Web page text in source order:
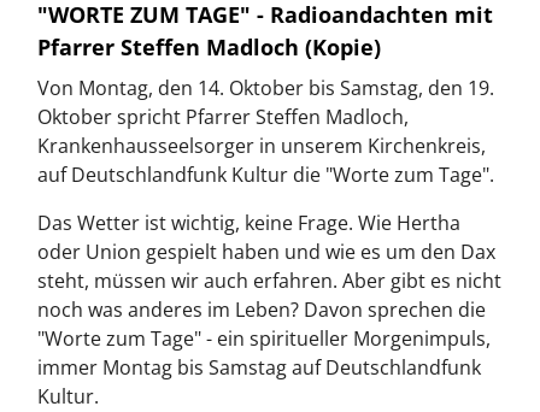
"WORTE ZUM TAGE" - Radioandachten mit
Pfarrer Steffen Madloch (Kopie)
Von Montag, den 14. Oktober bis Samstag, den 19.
Oktober spricht Pfarrer Steffen Madloch,
Krankenhausseelsorger in unserem Kirchenkreis,
auf Deutschlandfunk Kultur die "Worte zum Tage".
Das Wetter ist wichtig, keine Frage. Wie Hertha
oder Union gespielt haben und wie es um den Dax
steht, müssen wir auch erfahren. Aber gibt es nicht
noch was anderes im Leben? Davon sprechen die
"Worte zum Tage" - ein spiritueller Morgenimpuls,
immer Montag bis Samstag auf Deutschlandfunk
Kultur.